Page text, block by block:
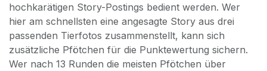
hochkarätigen Story-Postings bedient werden. Wer
hier am schnellsten eine angesagte Story aus drei
passenden Tierfotos zusammenstellt, kann sich
zusätzliche Pfötchen für die Punktewertung sichern.
Wer nach 13 Runden die meisten Pfötchen über